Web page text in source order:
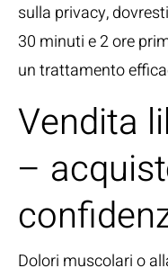
sulla privacy,
30 minuti e 2 ore
un trattamento
Vendita
–
Dolori muscolari o